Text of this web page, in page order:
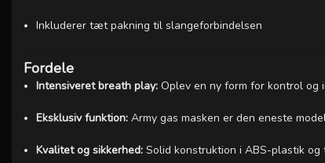
Inkluderer tæt pakning til slangeforbindelsen
Fordele
Intensiveret breath play: Oplev en ny form for kontrol og
Eksklusiv funktion: Army gas masken er den eneste
Kvalitet og sikkerhed: Solid konstruktion i ABS-plastik